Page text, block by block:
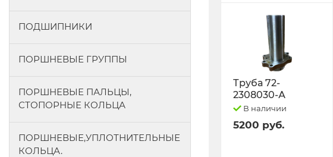
ПОДШИПНИКИ
ПОРШНЕВЫЕ ГРУППЫ
ПОРШНЕВЫЕ ПАЛЬЦЫ,
СТОПОРНЫЕ КОЛЬЦА
ПОРШНЕВЫЕ,УПЛОТНИТЕЛЬНЫЕ
КОЛЬЦА.
Труба 72-
2308030-А
В наличии
5200 руб.